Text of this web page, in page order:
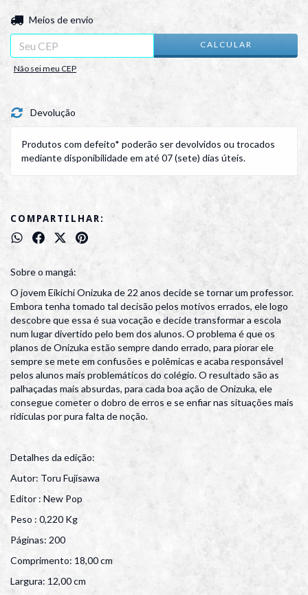
Entregas para o CEP:
Meios de envio
CALCULAR
Não sei meu CEP
Devolução
Produtos com defeito* poderão ser devolvidos ou trocados
mediante disponibilidade em até 07 (sete) dias úteis.
COMPARTILHAR:
Sobre o mangá:
O jovem Eikichi Onizuka de 22 anos decide se tornar um professor.
Embora tenha tomado tal decisão pelos motivos errados, ele logo
descobre que essa é sua vocação e decide transformar a escola
num lugar divertido pelo bem dos alunos. O problema é que os
planos de Onizuka estão sempre dando errado, para piorar ele
sempre se mete em confusões e polêmicas e acaba responsável
pelos alunos mais problemáticos do colégio. O resultado são as
palhaçadas mais absurdas, para cada boa ação de Onizuka, ele
consegue cometer o dobro de erros e se enfiar nas situações mais
ridículas por pura falta de noção.
Detalhes da edição:
Autor: Toru Fujisawa
Editor : New Pop
Peso : 0,220 Kg
Páginas: 200
Comprimento: 18,00 cm
Largura: 12,00 cm